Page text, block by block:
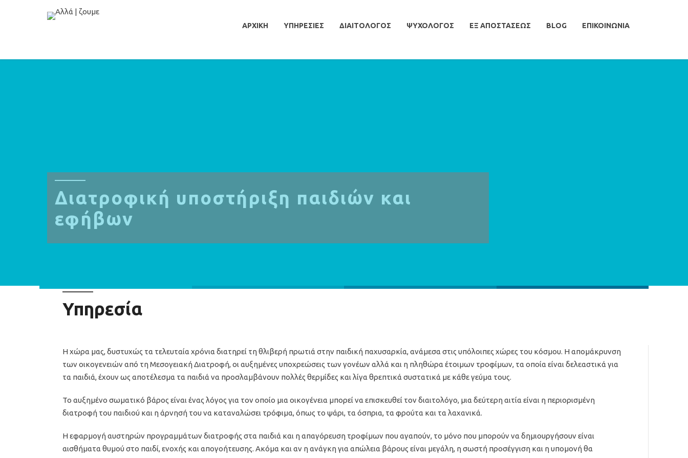
ΑΡΧΙΚΗ ΥΠΗΡΕΣΙΕΣ ΔΙΑΙΤΟΛΟΓΟΣ ΨΥΧΟΛΟΓΟΣ ΕΞ ΑΠΟΣΤΑΣΕΩΣ BLOG ΕΠΙΚΟΙΝΩΝΙΑ
Διατροφική υποστήριξη παιδιών και
εφήβων
Υπηρεσία
Η χώρα μας, δυστυχώς τα τελευταία χρόνια διατηρεί τη θλιβερή πρωτιά στην παιδική παχυσαρκία, ανάμεσα στις υπόλοιπες χώρες του κόσμου. Η απομάκρυνση
των οικογενειών από τη Μεσογειακή Διατροφή, οι αυξημένες υποχρεώσεις των γονέων αλλά και η πληθώρα έτοιμων τροφίμων, τα οποία είναι δελεαστικά για
τα παιδιά, έχουν ως αποτέλεσμα τα παιδιά να προσλαμβάνουν πολλές θερμίδες και λίγα θρεπτικά συστατικά με κάθε γεύμα τους.
Το αυξημένο σωματικό βάρος είναι ένας λόγος για τον οποίο μια οικογένεια μπορεί να επισκευθεί τον διαιτολόγο, μια δεύτερη αιτία είναι η περιορισμένη
διατροφή του παιδιού και η άρνησή του να καταναλώσει τρόφιμα, όπως το ψάρι, τα όσπρια, τα φρούτα και τα λαχανικά.
Η εφαρμογή αυστηρών προγραμμάτων διατροφής στα παιδιά και η απαγόρευση τροφίμων που αγαπούν, το μόνο που μπορούν να δημιουργήσουν είναι
αισθήματα θυμού στο παιδί, ενοχής και απογοήτευσης. Ακόμα και αν η ανάγκη για απώλεια βάρους είναι μεγάλη, η σωστή προσέγγιση και η υπομονή θα